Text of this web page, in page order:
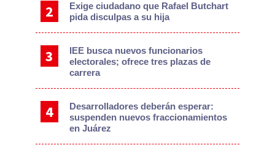
Exige ciudadano que Rafael Butchart
pida disculpas a su hija
IEE busca nuevos funcionarios
electorales; ofrece tres plazas de
carrera
Desarrolladores deberán esperar:
suspenden nuevos fraccionamientos
en Juárez